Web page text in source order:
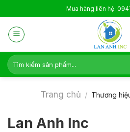
to
content
Mua hàng liên hệ:
Tìm
kiếm:
Trang chủ / Thương
Lan Anh Inc